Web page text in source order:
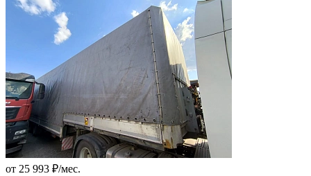
от 25 993 ₽/мес.